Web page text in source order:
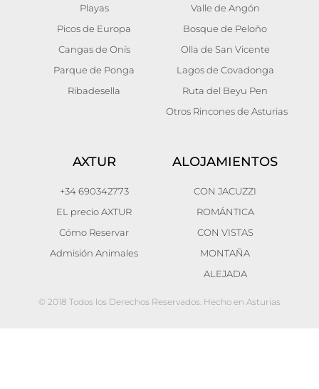
Playas
Picos de Europa
Cangas de Onís
Parque de Ponga
Ribadesella
Valle de Angón
Bosque de Peloño
Olla de San Vicente
Lagos de Covadonga
Ruta del Beyu Pen
Otros Rincones de Asturias
AXTUR
+34 690342773
EL precio AXTUR
Cómo Reservar
Admisión Animales
ALOJAMIENTOS
CON JACUZZI
ROMÁNTICA
CON VISTAS
MONTAÑA
ALEJADA
© 2018 Todos los Derechos Reservados. Hecho en Asturias